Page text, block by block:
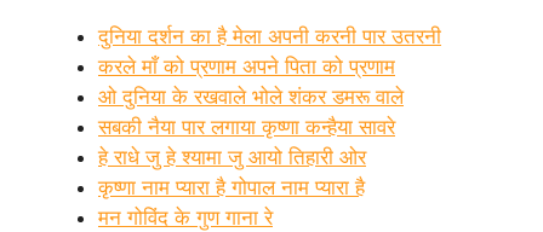
दुनिया दर्शन का है मेला अपनी करनी पार उतरनी
करले माँ को प्रणाम अपने पिता को प्रणाम
ओ दुनिया के रखवाले भोले शंकर डमरू वाले
सबकी नैया पार लगाया कृष्णा कन्हैया सावरे
हे राधे जु हे श्यामा जु आयो तिहारी ओर
कृष्णा नाम प्यारा है गोपाल नाम प्यारा है
मन गोविंद के गुण गाना रे